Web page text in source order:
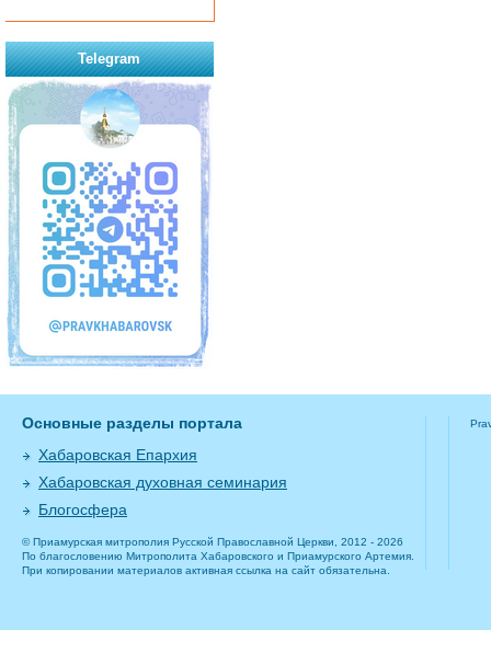
Telegram
Основные разделы портала
Хабаровская Епархия
Хабаровская духовная семинария
Блогосфера
© Приамурская митрополия Русской Православной Церкви, 2012 - 2026
По благословению Митрополита Хабаровского и Приамурского Артемия.
При копировании материалов активная ссылка на сайт обязательна.